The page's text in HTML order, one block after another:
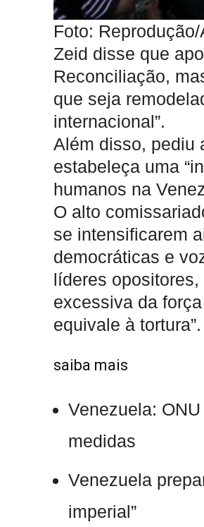
Foto:
Zeid disse que
Reconciliação,
que seja
internacional”.
Além disso, pediu
estabeleça uma
humanos na
O alto
se intensificarem
democráticas e
líderes
excessiva da
equivale à tortura”.
saiba mais
Venezuela:
medidas
Venezuela
imperial”